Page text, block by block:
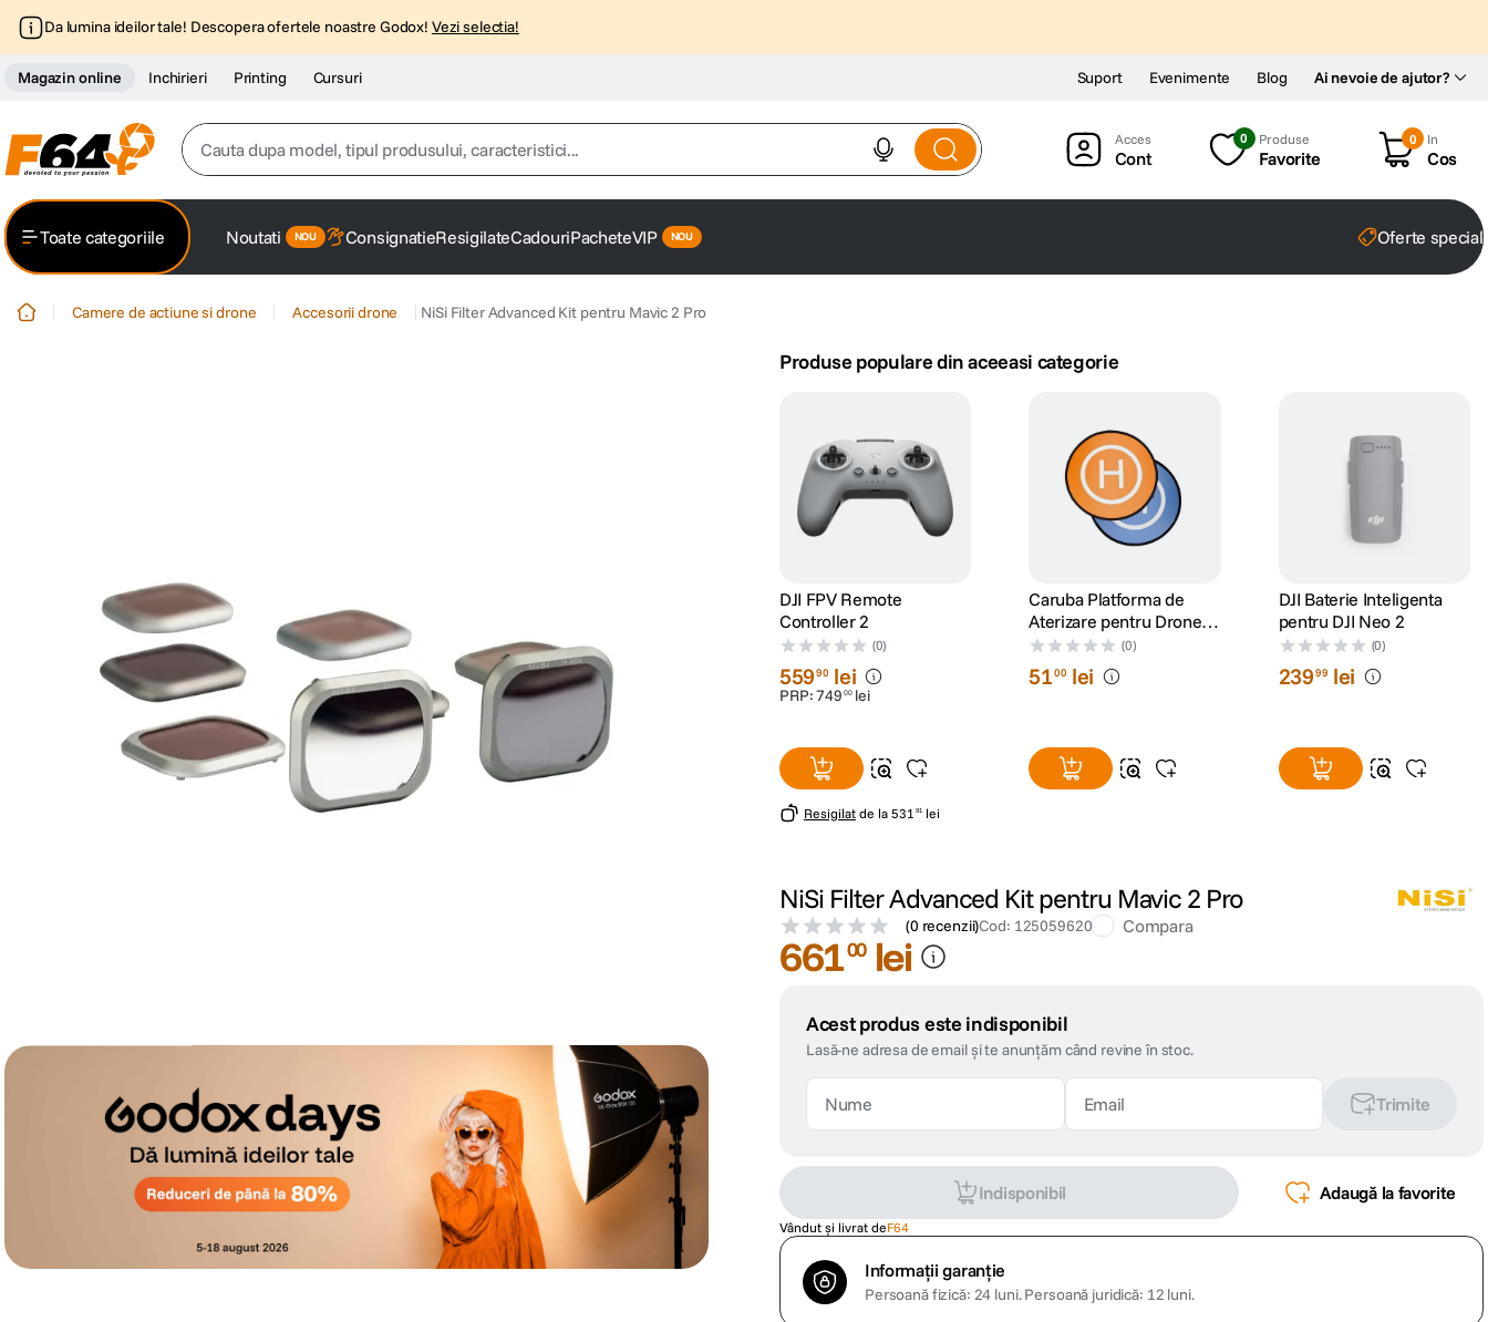
Da lumina ideilor tale! Descopera ofertele noastre Godox! Vezi selectia!
Magazin online Inchirieri Printing Cursuri Ai nevoie de ajutor?
Suport Evenimente Blog
Cauta dupa model, tipul produsului, caracteristici...
2. trepied
dji mic mini
9. dji osmo
. insta 360
Cont
0 Produse
Favorite
0 In
Cos
Toate categoriile Noutati ConsignatieResigilateCadouriPacheteVIP Oferte
Camere de actiune si drone Accesorii drone NiSi Filter Advanced Kit pentru Mavic 2 Pro
Produse populare din aceeasi categorie
DJI FPV Remote
Controller 2
(0)
55990 lei
PRP:749 00 lei
Resigilat de la 531 91 lei
Caruba Platforma de
Aterizare pentru Drone
de 75 cm
(0)
5100 lei
DJI Baterie Inteligenta
pentru DJI Neo 2
(0)
23999 lei
NiSi Filter Advanced Kit pentru Mavic 2 Pro
(0 recenzii)Cod: 125059620 Compara
66100 lei
Acest produs este indisponibil
Lasă-ne adresa de email și te anunțăm când revine în stoc.
Trimite
Indisponibil Adaugă la favorite
Vândut și livrat deF64
Informații garanție
Persoană fizică: 24 luni.Persoană juridică: 12 luni.